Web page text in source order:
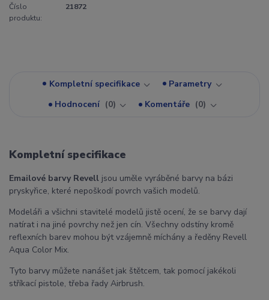
Číslo
produktu:
21872
Kompletní specifikace
Parametry
Hodnocení
0 Komentáře 0
Kompletní specifikace
Emailové barvy Revell jsou uměle vyráběné barvy na bázi
pryskyřice, které nepoškodí povrch vašich modelů.
Modeláři a všichni stavitelé modelů jistě ocení, že se barvy dají
natírat i na jiné povrchy než jen cín. Všechny odstíny kromě
reflexních barev mohou být vzájemně míchány a ředěny Revell
Aqua Color Mix.
Tyto barvy můžete nanášet jak štětcem, tak pomocí jakékoli
stříkací pistole, třeba řady Airbrush.